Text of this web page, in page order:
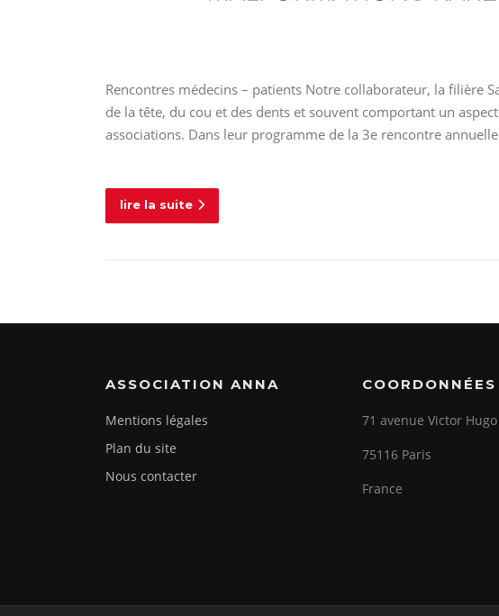
Rencontres médecins – patients Notre collaborateur, la filière
de la tête, du cou et des dents et souvent comportant un
associations. Dans leur programme de la 3e rencontre
lire la suite
ASSOCIATION ANNA
Mentions légales
Plan du site
Nous contacter
COORDONNÉES
71 avenue Victor Hugo
75116 Paris
France